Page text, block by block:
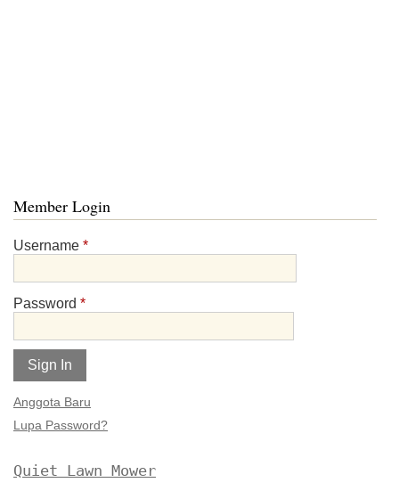
Member Login
Username *
Password *
Anggota Baru
Lupa Password?
Quiet Lawn Mower